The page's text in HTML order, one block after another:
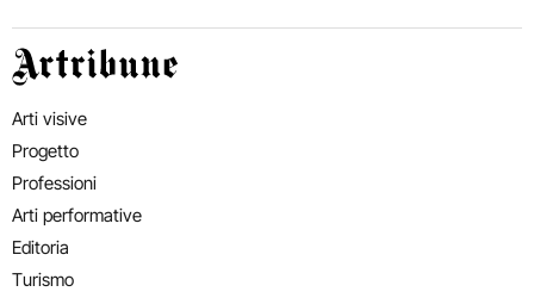
Artribune
Arti visive
Progetto
Professioni
Arti performative
Editoria
Turismo